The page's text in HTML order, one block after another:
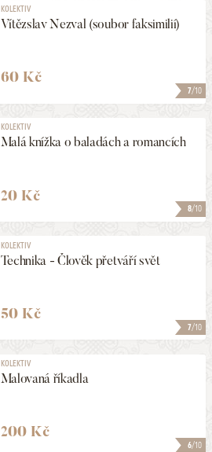
7/10
KOLEKTIV
Vítězslav Nezval (soubor faksimilií)
60 Kč
8/10
KOLEKTIV
Malá knížka o baladách a romancích
20 Kč
7/10
KOLEKTIV
Technika - Člověk přetváří svět
50 Kč
6/10
KOLEKTIV
Malovaná říkadla
200 Kč